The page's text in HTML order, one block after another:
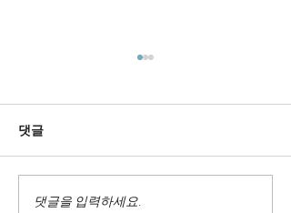
강남룸싸롱 세인트룸
댓글
댓글을 입력하세요.